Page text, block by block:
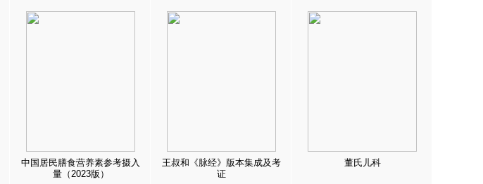
中国居民膳食营养素参考摄入
量（2023版）
王叔和《脉经》版本集成及考
证
董氏儿科